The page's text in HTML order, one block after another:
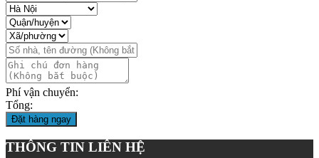
Phí vận chuyển:
Tổng:
Đặt hàng ngay
THÔNG TIN LIÊN HỆ